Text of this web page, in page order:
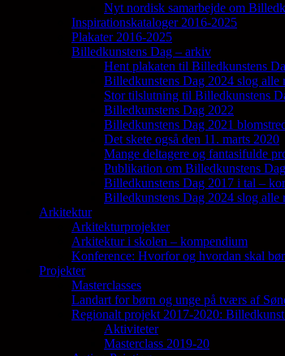
Nyt nordisk samarbejde om
Inspirationskataloger 2016-2025
Plakater 2016-2025
Billedkunstens Dag – arkiv
Hent plakaten til Billedkunstens
Billedkunstens Dag 2024 slog alle
Stor tilslutning til Billedkunstens
Billedkunstens Dag 2022
Billedkunstens Dag 2021
Det skete også den 11. marts 2020
Mange deltagere og fantasifulde
Publikation om Billedkunstens
Billedkunstens Dag 2017 i tal –
Billedkunstens Dag 2024 slog alle
Arkitektur
Arkitekturprojekter
Arkitektur i skolen – kompendium
Konference: Hvorfor og hvordan skal
Projekter
Masterclasses
Landart for børn og unge på tværs af
Regionalt projekt 2017-2020:
Aktiviteter
Masterclass 2019-20